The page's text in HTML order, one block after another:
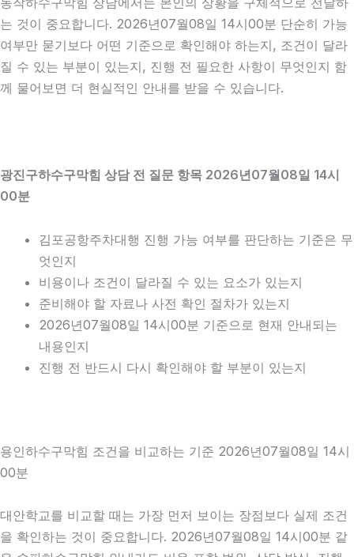
는 것이 중요합니다. 2026년07월08일 14시00분 단순히 가능
여부만 묻기보다 어떤 기준으로 확인해야 하는지, 조건이 달라
질 수 있는 부분이 있는지, 진행 전 필요한 사항이 무엇인지 함
께 물어보면 더 현실적인 안내를 받을 수 있습니다.
광진구하수구막힘 상담 전 질문 항목 2026년07월08일 14시
00분
김포공항주차대행 진행 가능 여부를 판단하는 기준은 무
엇인지
비용이나 조건이 달라질 수 있는 요소가 있는지
준비해야 할 자료나 사전 확인 절차가 있는지
2026년07월08일 14시00분 기준으로 현재 안내되는
내용인지
진행 전 반드시 다시 확인해야 할 부분이 있는지
용인하수구막힘 조건을 비교하는 기준 2026년07월08일 14시
00분
대안학교를 비교할 때는 가장 먼저 보이는 장점보다 실제 조건
을 확인하는 것이 중요합니다. 2026년07월08일 14시00분 같